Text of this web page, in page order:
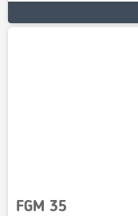
FGM 35